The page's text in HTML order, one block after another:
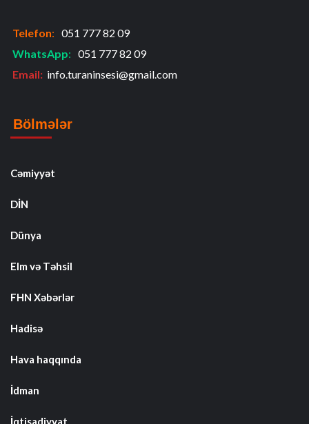
Telefon: 051 777 82 09
WhatsApp: 051 777 82 09
Email: info.turaninsesi@gmail.com
Bölmələr
Cəmiyyət
DİN
Dünya
Elm və Təhsil
FHN Xəbərlər
Hadisə
Hava haqqında
İdman
İqtisadiyyat